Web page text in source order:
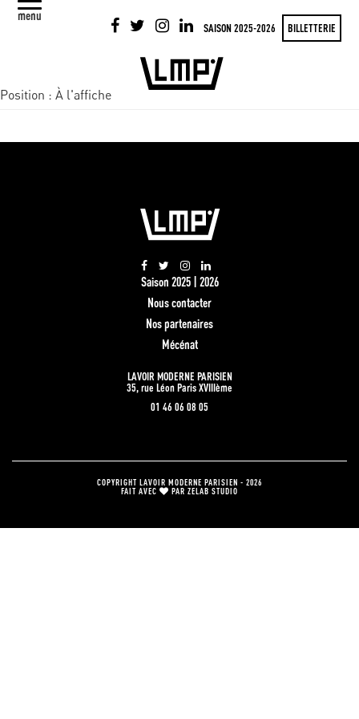
menu
SAISON 2025-2026 BILLETTERIE
Position : À l'affiche
Saison 2025 | 2026
Nous contacter
Nos partenaires
Mécénat
LAVOIR MODERNE PARISIEN
35, rue Léon Paris XVIIIème
01 46 06 08 05
COPYRIGHT LAVOIR MODERNE PARISIEN - 2026
FAIT AVEC
PAR ZELAB STUDIO